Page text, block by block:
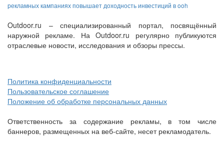
рекламных кампаниях повышает доходность инвестиций в ooh
Outdoor.ru – специализированный портал, посвящённый
наружной рекламе. На Outdoor.ru регулярно публикуются
отраслевые новости, исследования и обзоры прессы.
Политика конфиденциальности
Пользовательское соглашение
Положение об обработке персональных данных
Ответственность за содержание рекламы, в том числе
баннеров, размещенных на веб-сайте, несет рекламодатель.